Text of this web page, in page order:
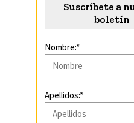
Suscríbete a
boletín
Nombre:*
Apellidos:*